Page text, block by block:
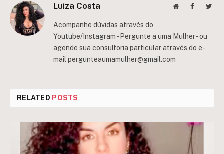
Luiza Costa WebsiteFacebook
Acompanhe dúvidas através do
Youtube/Instagram - Pergunte a uma Mulher - ou
agende sua consultoria particular através do e-
mail pergunteaumamulher@gmail.com
RELATED POSTS